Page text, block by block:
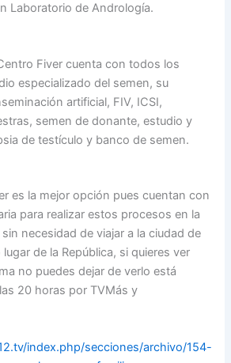
Laboratorio de Andrología.
Fiver cuenta con todos los
especializado del semen, su
artificial, FIV, ICSI,
semen de donante, estudio y
de testículo y banco de semen.
es la mejor opción pues cuentan con
para realizar estos procesos en la
necesidad de viajar a la ciudad de
de la República, si quieres ver
no puedes dejar de verlo está
20 horas por TVMás y
index.php/secciones/archivo/154-